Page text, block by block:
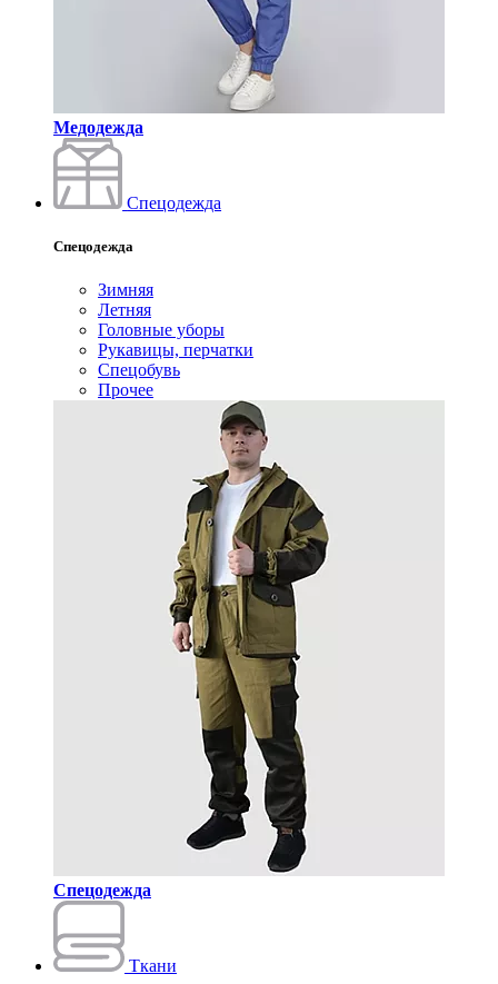
Медодежда
Спецодежда
Спецодежда
Зимняя
Летняя
Головные уборы
Рукавицы, перчатки
Спецобувь
Прочее
Спецодежда
Ткани